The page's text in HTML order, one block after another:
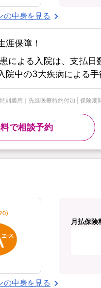
の中身を見る
涯保障！
による入院は、支払
中の3大疾病による手
則適用｜先進医療特約付加 | 保険
で相談予約
月払保険
の中身を見る